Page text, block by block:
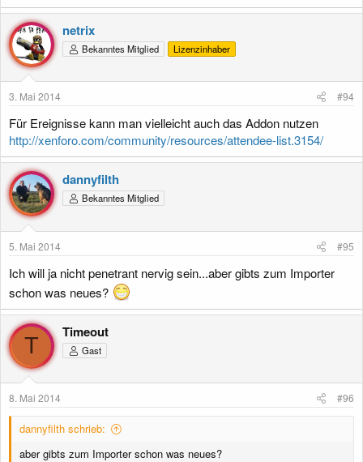
netrix
Bekanntes Mitglied Lizenzinhaber
3. Mai 2014 #94
Für Ereignisse kann man vielleicht auch das Addon nutzen
http://xenforo.com/community/resources/attendee-list.3154/
dannyfilth
Bekanntes Mitglied
5. Mai 2014 #95
Ich will ja nicht penetrant nervig sein...aber gibts zum Importer
schon was neues?
T
Timeout
Gast
8. Mai 2014 #96
dannyfilth schrieb:
aber gibts zum Importer schon was neues?